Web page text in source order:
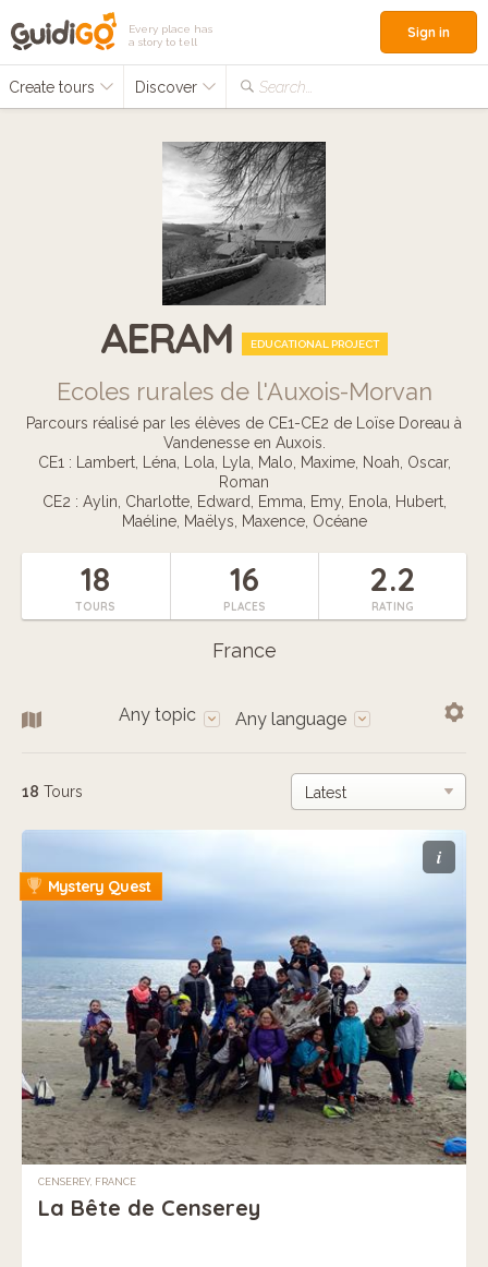
Every place has
a story to tell
Create tours Discover Search...
Sign in
AERAM EDUCATIONAL PROJECT
Ecoles rurales de l'Auxois-Morvan
Parcours réalisé par les élèves de CE1-CE2 de Loïse Doreau à
Vandenesse en Auxois.
CE1 : Lambert, Léna, Lola, Lyla, Malo, Maxime, Noah, Oscar,
Roman
CE2 : Aylin, Charlotte, Edward, Emma, Emy, Enola, Hubert,
Maéline, Maëlys, Maxence, Océane
18
TOURS
16
PLACES
2.2
RATING
France
Any topic Any language
18 Tours
i
Mystery Quest
CENSEREY, FRANCE
La Bête de Censerey